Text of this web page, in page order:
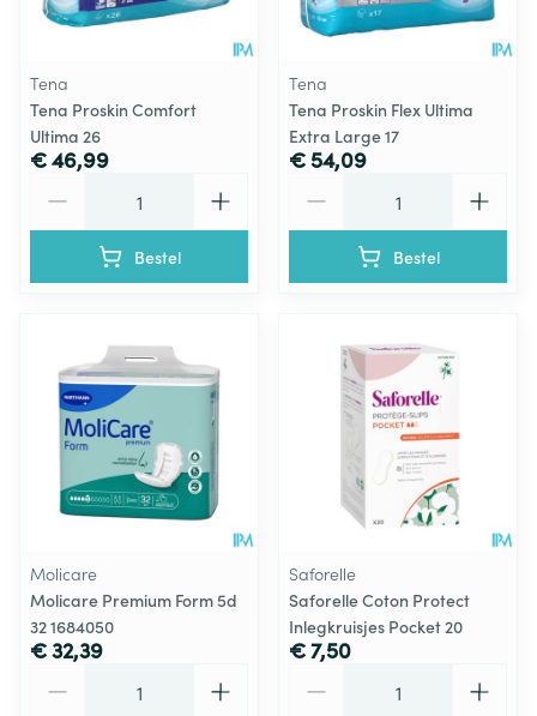
Tena
Tena Proskin Comfort
Ultima 26
€ 46,99
Bestel
Tena
Tena Proskin Flex Ultima
Extra Large 17
€ 54,09
Bestel
Molicare
Molicare Premium Form 5d
32 1684050
€ 32,39
Saforelle
Saforelle Coton Protect
Inlegkruisjes Pocket 20
€ 7,50